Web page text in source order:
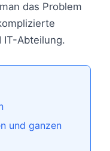
das Problem
IT-Abteilung.
und ganzen